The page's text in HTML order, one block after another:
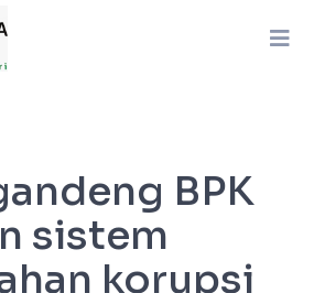
BPK
sistem
korupsi